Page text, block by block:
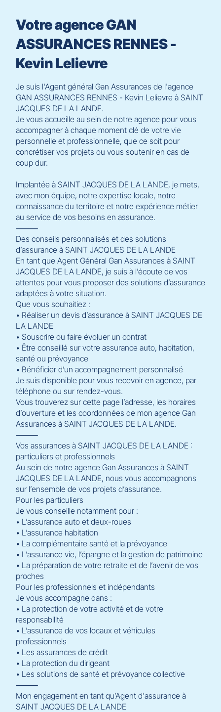
Votre agence GAN
ASSURANCES RENNES -
Kevin Lelievre
Je suis l'Agent général Gan Assurances de l'agence
GAN ASSURANCES RENNES - Kevin Lelievre à SAINT
JACQUES DE LA LANDE.
Je vous accueille au sein de notre agence pour vous
accompagner à chaque moment clé de votre vie
personnelle et professionnelle, que ce soit pour
concrétiser vos projets ou vous soutenir en cas de
coup dur.
Implantée à SAINT JACQUES DE LA LANDE, je mets,
avec mon équipe, notre expertise locale, notre
connaissance du territoire et notre expérience métier
au service de vos besoins en assurance.
⸻
Des conseils personnalisés et des solutions
d’assurance à SAINT JACQUES DE LA LANDE
En tant que Agent Général Gan Assurances à SAINT
JACQUES DE LA LANDE, je suis à l’écoute de vos
attentes pour vous proposer des solutions d’assurance
adaptées à votre situation.
Que vous souhaitiez :
• Réaliser un devis d’assurance à SAINT JACQUES DE
LA LANDE
• Souscrire ou faire évoluer un contrat
• Être conseillé sur votre assurance auto, habitation,
santé ou prévoyance
• Bénéficier d’un accompagnement personnalisé
Je suis disponible pour vous recevoir en agence, par
téléphone ou sur rendez-vous.
Vous trouverez sur cette page l’adresse, les horaires
d’ouverture et les coordonnées de mon agence Gan
Assurances à SAINT JACQUES DE LA LANDE.
⸻
Vos assurances à SAINT JACQUES DE LA LANDE :
particuliers et professionnels
Au sein de notre agence Gan Assurances à SAINT
JACQUES DE LA LANDE, nous vous accompagnons
sur l’ensemble de vos projets d’assurance.
Pour les particuliers
Je vous conseille notamment pour :
• L’assurance auto et deux-roues
• L’assurance habitation
• La complémentaire santé et la prévoyance
• L’assurance vie, l’épargne et la gestion de patrimoine
• La préparation de votre retraite et de l’avenir de vos
proches
Pour les professionnels et indépendants
Je vous accompagne dans :
• La protection de votre activité et de votre
responsabilité
• L’assurance de vos locaux et véhicules
professionnels
• Les assurances de crédit
• La protection du dirigeant
• Les solutions de santé et prévoyance collective
⸻
Mon engagement en tant qu’Agent d'assurance à
SAINT JACQUES DE LA LANDE